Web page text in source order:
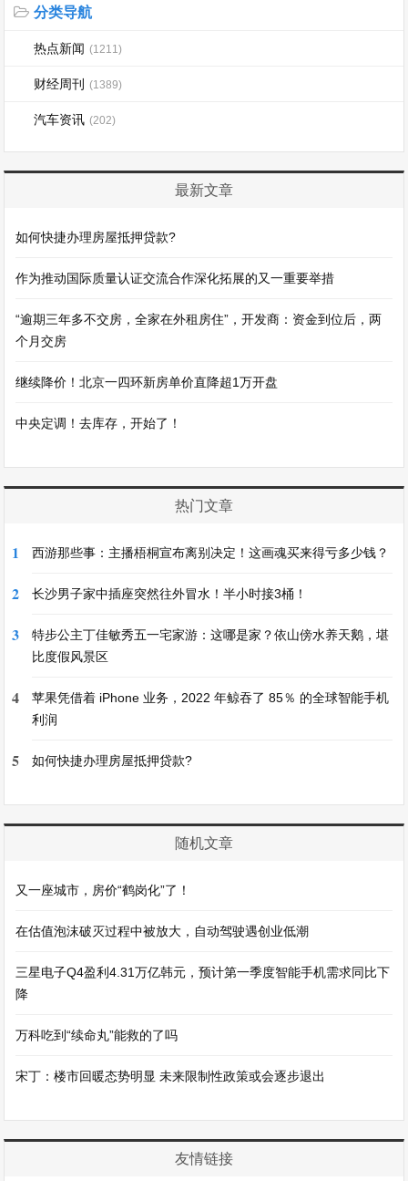
分类导航
热点新闻 (1211)
财经周刊 (1389)
汽车资讯 (202)
最新文章
如何快捷办理房屋抵押贷款?
作为推动国际质量认证交流合作深化拓展的又一重要举措
“逾期三年多不交房，全家在外租房住”，开发商：资金到位后，两
个月交房
继续降价！北京一四环新房单价直降超1万开盘
中央定调！去库存，开始了！
热门文章
1 西游那些事：主播梧桐宣布离别决定！这画魂买来得亏多少钱？
2 长沙男子家中插座突然往外冒水！半小时接3桶！
3
特步公主丁佳敏秀五一宅家游：这哪是家？依山傍水养天鹅，堪
比度假风景区
4
苹果凭借着 iPhone 业务，2022 年鲸吞了 85％ 的全球智能手机
利润
5 如何快捷办理房屋抵押贷款?
随机文章
又一座城市，房价“鹤岗化”了！
在估值泡沫破灭过程中被放大，自动驾驶遇创业低潮
三星电子Q4盈利4.31万亿韩元，预计第一季度智能手机需求同比下
降
万科吃到“续命丸”能救的了吗
宋丁：楼市回暖态势明显 未来限制性政策或会逐步退出
友情链接